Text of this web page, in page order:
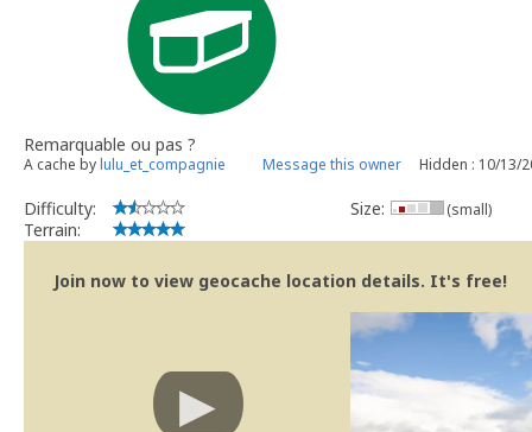
Remarquable ou pas ?
A cache bylulu_et_compagnie Message this owner Hidden : 10/13/
Difficulty:
Terrain:
Size: (small)
Join now to view geocache location details. It's free!